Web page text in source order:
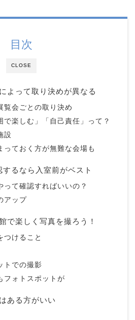
CLOSE
目次
よって取り決めが異なる
覧会ごとの取り決め
で楽しむ」「自己責任」って？
設
っておく方が無難な会場も
るなら入室前がベスト
って確認すればいいの？
アップ
で楽しく写真を撮ろう！
つけること
トでの撮影
フォトスポットが
ある方がいい